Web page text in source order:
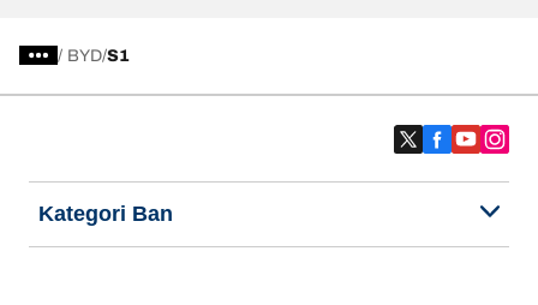
/ BYD S1
Kategori Ban